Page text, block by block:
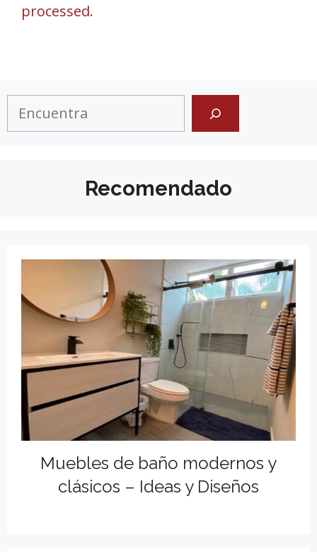
processed.
Search
Recomendado
Muebles de baño modernos y
clásicos – Ideas y Diseños